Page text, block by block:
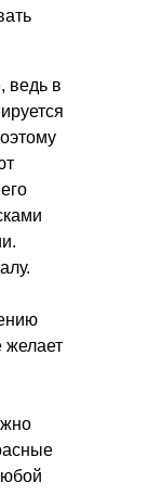
ведь в
желает